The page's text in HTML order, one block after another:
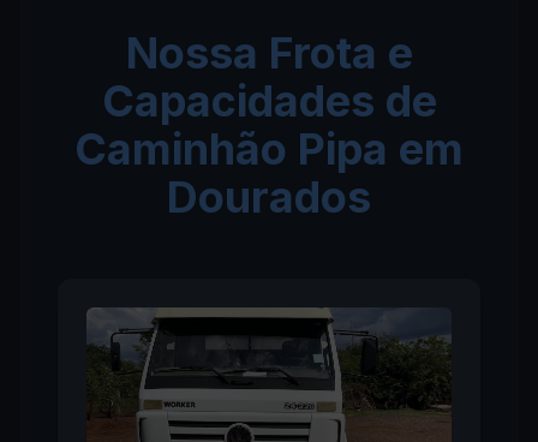
Nossa Frota e
Capacidades de
Caminhão Pipa em
Dourados